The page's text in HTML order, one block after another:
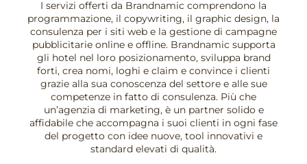
I servizi offerti da Brandnamic comprendono la
programmazione, il copywriting, il graphic design, la
consulenza per i siti web e la gestione di campagne
pubblicitarie online e offline. Brandnamic supporta
gli hotel nel loro posizionamento, sviluppa brand
forti, crea nomi, loghi e claim e convince i clienti
grazie alla sua conoscenza del settore e alle sue
competenze in fatto di consulenza. Più che
un’agenzia di marketing, è un partner solido e
affidabile che accompagna i suoi clienti in ogni fase
del progetto con idee nuove, tool innovativi e
standard elevati di qualità.